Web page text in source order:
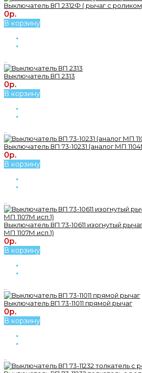
Выключатель ВП 2312Ф ( рычаг с
0р.
В корзину
Выключатель ВП 2313
0р.
В корзину
Выключатель ВП 73-10231 (аналог МП
0р.
В корзину
Выключатель ВП 73-10611 изогнутый
МП 1107М исп.1)
0р.
В корзину
Выключатель ВП 73-11011 прямой рычаг
0р.
В корзину